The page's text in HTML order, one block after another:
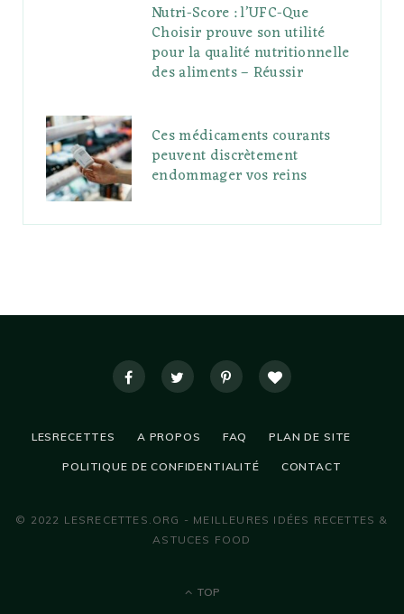
Nutri-Score : l’UFC-Que
Choisir prouve son utilité
pour la qualité nutritionnelle
des aliments – Réussir
Ces médicaments courants
peuvent discrètement
endommager vos reins
LESRECETTES A PROPOS FAQ PLAN DE SITE
POLITIQUE DE CONFIDENTIALITÉ CONTACT
© 2022 LESRECETTES.ORG - MEILLEURES IDÉES RECETTES &
ASTUCES FOOD
TOP